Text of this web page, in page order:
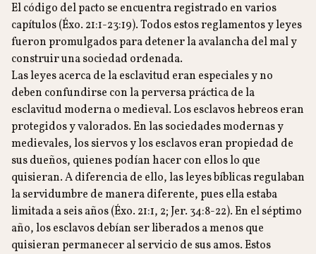
El código del pacto se encuentra registrado en varios
capítulos (Éxo. 21:1-23:19). Todos estos reglamentos y leyes
fueron promulgados para detener la avalancha del mal y
construir una sociedad ordenada.
Las leyes acerca de la esclavitud eran especiales y no
deben confundirse con la perversa práctica de la
esclavitud moderna o medieval. Los esclavos hebreos eran
protegidos y valorados. En las sociedades modernas y
medievales, los siervos y los esclavos eran propiedad de
sus dueños, quienes podían hacer con ellos lo que
quisieran. A diferencia de ello, las leyes bíblicas regulaban
la servidumbre de manera diferente, pues ella estaba
limitada a seis años (Éxo. 21:1, 2; Jer. 34:8-22). En el séptimo
año, los esclavos debían ser liberados a menos que
quisieran permanecer al servicio de sus amos. Estos